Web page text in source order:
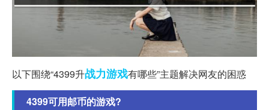
以下围绕“4399升战力游戏有哪些”主题解决网友的困惑
4399可用邮币的游戏?